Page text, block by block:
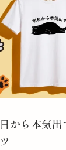
から本気出